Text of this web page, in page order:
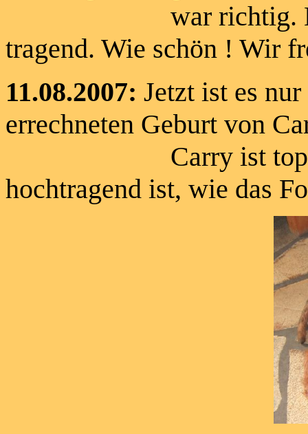
war richtig. Es hat
tragend. Wie schön ! Wir
11.08.2007: Jetzt ist es
errechneten Geburt von
Carry ist topfit,
hochtragend ist, wie das